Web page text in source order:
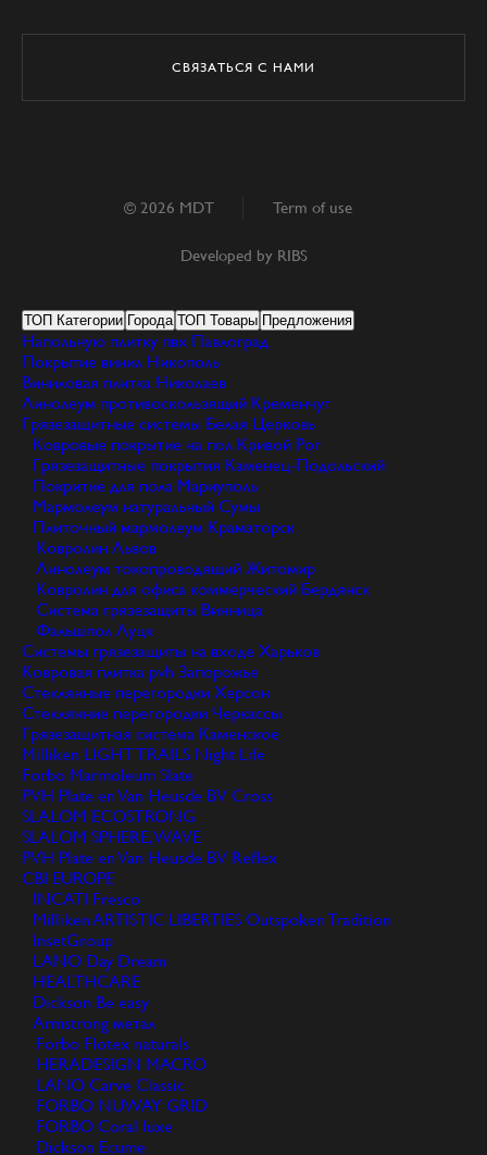
СВЯЗАТЬСЯ С НАМИ
© 2026 MDT Term of use
Developed by RIBS
ТОП Категории Города ТОП Товары Предложения
Напольную плитку пвх Павлоград
Покрытие винил Никополь
Виниловая плитка Николаев
Линолеум противоскользящий Кременчуг
Грязезащитные системы Белая Церковь
Ковровые покрытие на пол Кривой Рог
Грязезащитные покрытия Каменец-Подольский
Покритие для пола Мариуполь
Мармолеум натуральный Сумы
Плиточный мармолеум Краматорск
Ковролин Львов
Линолеум токопроводящий Житомир
Ковролин для офиса коммерческий Бердянск
Система грязезащиты Винница
Фальшпол Луцк
Системы грязезащиты на входе Харьков
Ковровая плитка pvh Запорожье
Стеклянные перегородки Херсон
Стеклянние перегородки Черкассы
Грязезащитная система Каменское
Milliken LIGHT TRAILS Night Life
Forbo Marmoleum Slate
PVH Plate en Van Heusde BV Cross
SLALOM ECOSTRONG
SLALOM SPHERE, WAVE
PVH Plate en Van Heusde BV Reflex
CBI EUROPE
INCATI Fresco
Milliken ARTISTIC LIBERTIES Outspoken Tradition
InsetGroup
LANO Day Dream
HEALTHCARE
Dickson Be easy
Armstrong метал
Forbo Flotex naturals
HERADESIGN MACRO
LANO Carve Classic
FORBO NUWAY GRID
FORBO Coral luxe
Dickson Ecume